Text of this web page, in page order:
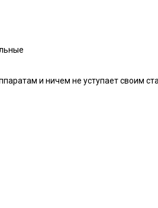
и ничем не уступает своим